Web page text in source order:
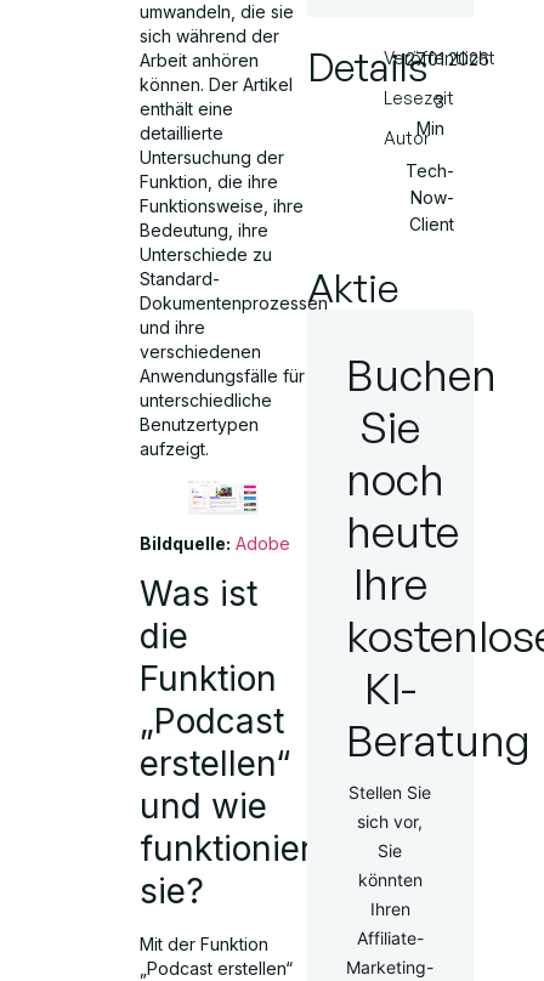
umwandeln, die sie
sich während der
Arbeit anhören
können. Der Artikel
enthält eine
detaillierte
Untersuchung der
Funktion, die ihre
Funktionsweise, ihre
Bedeutung, ihre
Unterschiede zu
Standard-
Dokumentenprozessen
und ihre
verschiedenen
Anwendungsfälle für
unterschiedliche
Benutzertypen
aufzeigt.
Bildquelle: Adobe
Was ist
die
Funktion
„Podcast
erstellen“
und wie
funktioniert
sie?
Mit der Funktion
„Podcast erstellen“
DetailsVeröffentlicht
Lesezeit
Autor
27.01.2026
3
Min
Tech-
Now-
Client
Aktie
Buchen
Sie
noch
heute
Ihre
KI-
Beratung
Stellen Sie
sich vor,
Sie
könnten
Ihren
Affiliate-
Marketing-